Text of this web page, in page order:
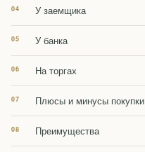
У заемщика
У банка
На торгах
Плюсы и минусы покупки
Преимущества